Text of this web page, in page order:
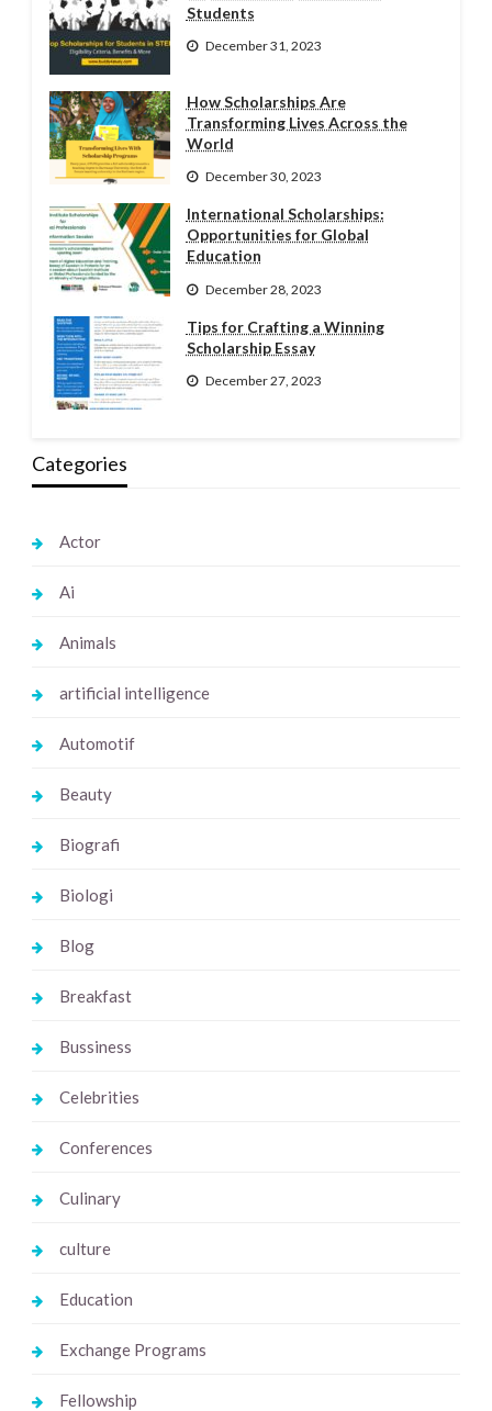
Students
December 31, 2023
How Scholarships Are
Transforming Lives Across the
World
December 30, 2023
International Scholarships:
Opportunities for Global
Education
December 28, 2023
Tips for Crafting a Winning
Scholarship Essay
December 27, 2023
Categories
Actor
Ai
Animals
artificial intelligence
Automotif
Beauty
Biografi
Biologi
Blog
Breakfast
Bussiness
Celebrities
Conferences
Culinary
culture
Education
Exchange Programs
Fellowship